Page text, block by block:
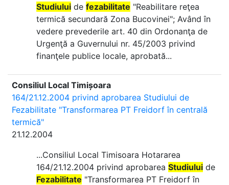
Studiului de fezabilitate "Reabilitare reţea
termică secundară Zona Bucovinei"; Având în
vedere prevederile art. 40 din Ordonanţa de
Urgenţă a Guvernului nr. 45/2003 privind
finanţele publice locale, aprobată...
Consiliul Local Timișoara
164/21.12.2004 privind aprobarea Studiului de
Fezabilitate "Transformarea PT Freidorf în centrală
termică"
21.12.2004
...Consiliul Local Timisoara Hotararea
164/21.12.2004 privind aprobarea Studiului de
Fezabilitate "Transformarea PT Freidorf în